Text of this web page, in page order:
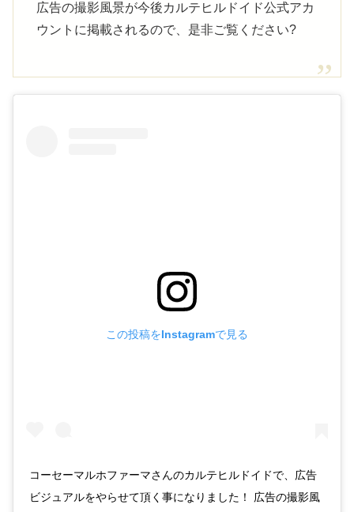
広告の撮影風景が今後カルテヒルドイド公式アカ
ウントに掲載されるので、是非ご覧ください?
この投稿をInstagramで見る
コーセーマルホファーマさんのカルテヒルドイドで、広告
ビジュアルをやらせて頂く事になりました！ 広告の撮影風